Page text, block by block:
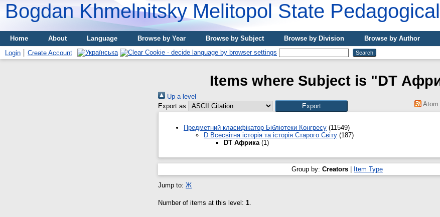
Bogdan Khmelnitsky Melitopol State
Home About Language Browse by Year Browse by Subject Browse by Division
Browse by Author
Login
Create Account
Items where Subject is "DT
Up a level
Export as
Atom
Предметний класифікатор Бібліотеки Конгресу (11549)
D Всесвітня історія та історія Старого Світу (187)
DT Африка (1)
Group by: Creators Item Type
Jump to: Ж
Number of items at this level: 1.